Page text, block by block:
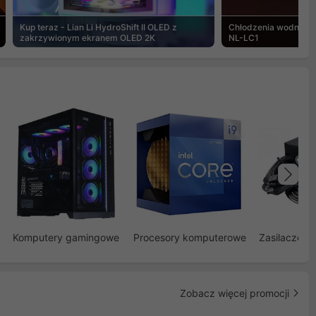
Kup teraz - Lian Li HydroShift II OLED z
zakrzywionym ekranem OLED 2K
Chłodzenia wodne
NL-LC1
Komputery gamingowe Procesory komputerowe Zasilacze
Zobacz więcej promocji